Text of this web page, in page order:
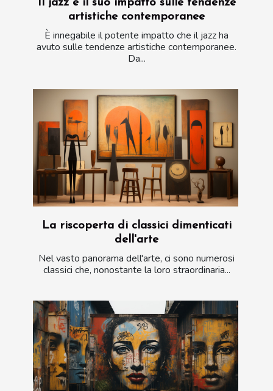
Il jazz e il suo impatto sulle tendenze
artistiche contemporanee
È innegabile il potente impatto che il jazz ha
avuto sulle tendenze artistiche contemporanee.
Da...
La riscoperta di classici dimenticati
dell'arte
Nel vasto panorama dell'arte, ci sono numerosi
classici che, nonostante la loro straordinaria...